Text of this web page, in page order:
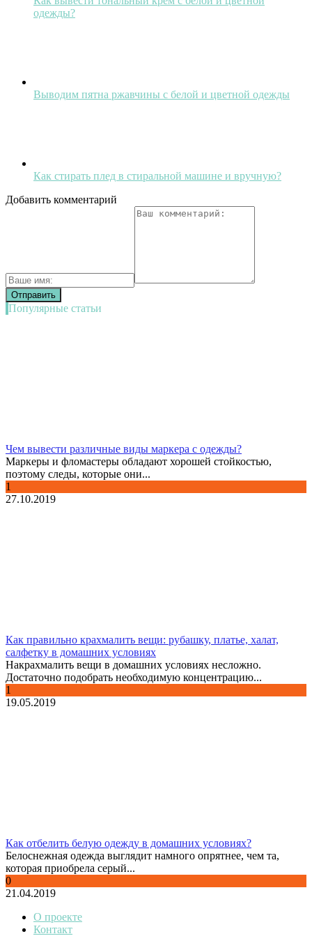
одежды?
Выводим пятна ржавчины с белой и цветной одежды
Как стирать плед в стиральной машине и вручную?
Добавить комментарий
Популярные статьи
Чем вывести различные виды маркера с одежды?
Маркеры и фломастеры обладают хорошей стойкостью,
поэтому следы, которые они...
1
27.10.2019
Как правильно крахмалить вещи: рубашку, платье, халат,
салфетку в домашних условиях
Накрахмалить вещи в домашних условиях несложно.
Достаточно подобрать необходимую концентрацию...
1
19.05.2019
Как отбелить белую одежду в домашних условиях?
Белоснежная одежда выглядит намного опрятнее, чем та,
которая приобрела серый...
0
21.04.2019
О проекте
Контакт